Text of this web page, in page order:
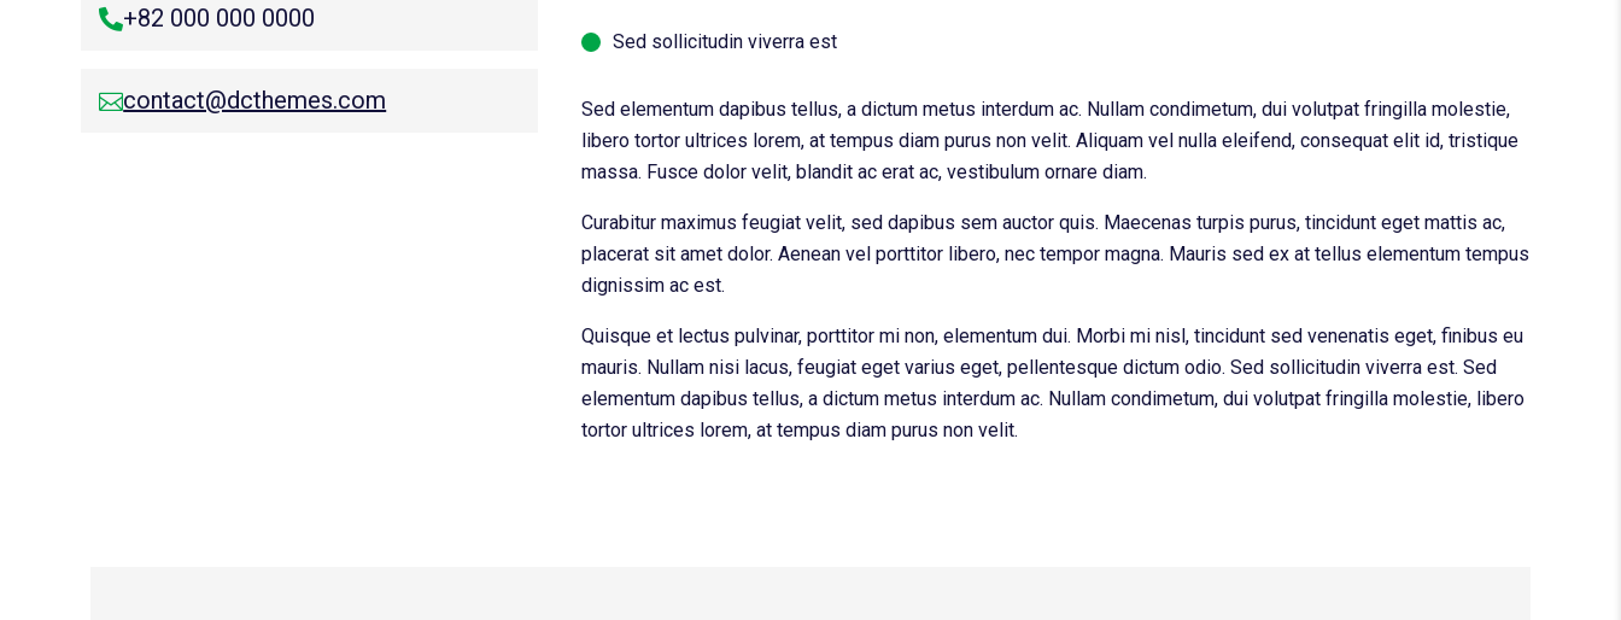
+82 000 000 0000
contact@dcthemes.com
Sed sollicitudin viverra est
Sed elementum dapibus tellus, a dictum metus interdum ac. Nullam condimetum, dui volutpat fringilla molestie,
libero tortor ultrices lorem, at tempus diam purus non velit. Aliquam vel nulla eleifend, consequat elit id, tristique
massa. Fusce dolor velit, blandit ac erat ac, vestibulum ornare diam.
Curabitur maximus feugiat velit, sed dapibus sem auctor quis. Maecenas turpis purus, tincidunt eget mattis ac,
placerat sit amet dolor. Aenean vel porttitor libero, nec tempor magna. Mauris sed ex at tellus elementum tempus
dignissim ac est.
Quisque et lectus pulvinar, porttitor mi non, elementum dui. Morbi mi nisl, tincidunt sed venenatis eget, finibus eu
mauris. Nullam nisi lacus, feugiat eget varius eget, pellentesque dictum odio. Sed sollicitudin viverra est. Sed
elementum dapibus tellus, a dictum metus interdum ac. Nullam condimetum, dui volutpat fringilla molestie, libero
tortor ultrices lorem, at tempus diam purus non velit.